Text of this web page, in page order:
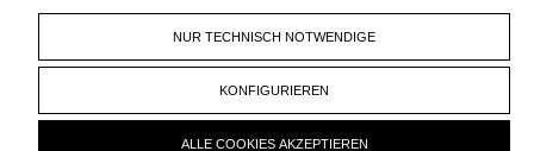
NUR TECHNISCH NOTWENDIGE
KONFIGURIEREN
ALLE COOKIES AKZEPTIEREN